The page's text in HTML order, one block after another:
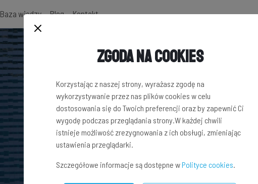
Baza wiedzy Blog Kontakt
Zgoda na Cookies
Korzystając z naszej strony, wyrażasz zgodę na
wykorzystywanie przez nas plików cookies w celu
dostosowania się do Twoich preferencji oraz by zapewnić Ci
wygodę podczas przeglądania strony.W każdej chwili
istnieje możliwość zrezygnowania z ich obsługi, zmieniając
ustawienia przeglądarki.
Szczegółowe informacje są dostępne wPolityce cookies.